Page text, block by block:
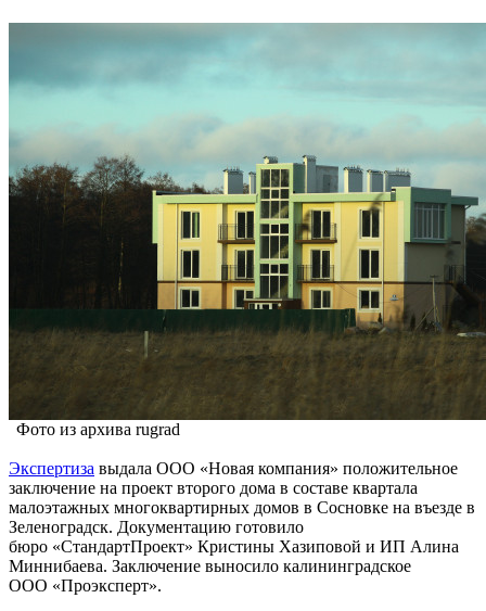
Фото из архива rugrad
Экспертиза выдала ООО «Новая компания» положительное
заключение на проект второго дома в составе квартала
малоэтажных многоквартирных домов в Сосновке на въезде в
Зеленоградск. Документацию готовило
бюро «СтандартПроект» Кристины Хазиповой и ИП Алина
Миннибаева. Заключение выносило калининградское
ООО «Проэксперт».